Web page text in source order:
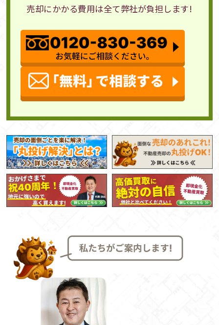
売却にかかる費用は全て弊社が負担します!